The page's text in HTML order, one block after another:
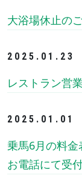
大浴場休止の
2025.01.23
レストラン営
2025.01.01
乗馬6月の料
お電話にて受